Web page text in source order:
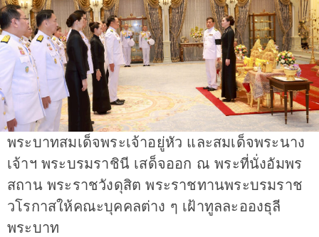
พระบาทสมเด็จพระเจ้าอยู่หัว และสมเด็จพระนาง
เจ้าฯ พระบรมราชินี เสด็จออก ณ พระที่นั่งอัมพร
สถาน พระราชวังดุสิต พระราชทานพระบรมราช
วโรกาสให้คณะบุคคลต่าง ๆ เฝ้าทูลละอองธุลี
พระบาท